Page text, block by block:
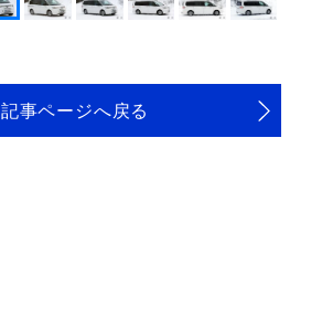
記事ページへ戻る